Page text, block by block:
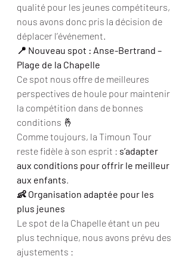
qualité pour les jeunes compétiteurs,
nous avons donc pris la décision de
déplacer l’événement.
📍 Nouveau spot : Anse-Bertrand –
Plage de la Chapelle
Ce spot nous offre de meilleures
perspectives de houle pour maintenir
la compétition dans de bonnes
conditions 🤞
Comme toujours, la Timoun Tour
reste fidèle à son esprit : s’adapter
aux conditions pour offrir le meilleur
aux enfants.
👶 Organisation adaptée pour les
plus jeunes
Le spot de la Chapelle étant un peu
plus technique, nous avons prévu des
ajustements :